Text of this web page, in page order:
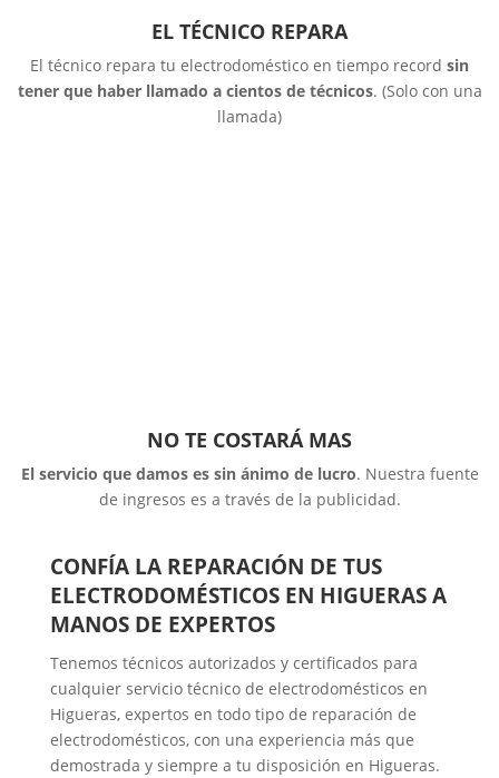
EL TÉCNICO REPARA
El técnico repara tu electrodoméstico en tiempo record sin
tener que haber llamado a cientos de técnicos. (Solo con una
llamada)
NO TE COSTARÁ MAS
El servicio que damos es sin ánimo de lucro. Nuestra fuente
de ingresos es a través de la publicidad.
CONFÍA LA REPARACIÓN DE TUS
ELECTRODOMÉSTICOS EN HIGUERAS A
MANOS DE EXPERTOS
Tenemos técnicos autorizados y certificados para
cualquier servicio técnico de electrodomésticos en
Higueras, expertos en todo tipo de reparación de
electrodomésticos, con una experiencia más que
demostrada y siempre a tu disposición en Higueras.